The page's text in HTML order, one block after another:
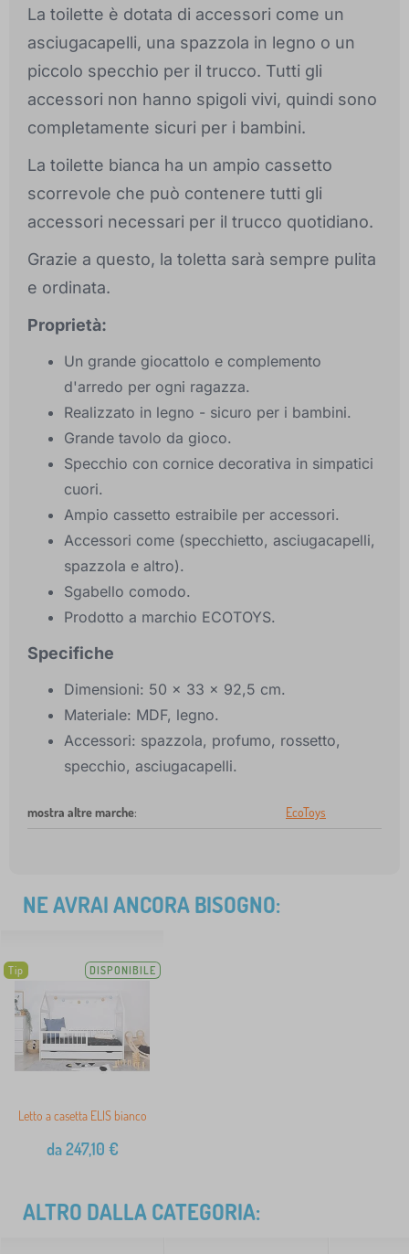
La toilette è dotata di accessori come un
asciugacapelli, una spazzola in legno o un
piccolo specchio per il trucco. Tutti gli
accessori non hanno spigoli vivi, quindi sono
completamente sicuri per i bambini.
La toilette bianca ha un ampio cassetto
scorrevole che può contenere tutti gli
accessori necessari per il trucco quotidiano.
Grazie a questo, la toletta sarà sempre pulita
e ordinata.
Proprietà:
Un grande giocattolo e complemento
d'arredo per ogni ragazza.
Realizzato in legno - sicuro per i bambini.
Grande tavolo da gioco.
Specchio con cornice decorativa in simpatici
cuori.
Ampio cassetto estraibile per accessori.
Accessori come (specchietto, asciugacapelli,
spazzola e altro).
Sgabello comodo.
Prodotto a marchio ECOTOYS.
Specifiche
Dimensioni: 50 x 33 x 92,5 cm.
Materiale: MDF, legno.
Accessori: spazzola, profumo, rossetto,
specchio, asciugacapelli.
mostra altre marche: EcoToys
NE AVRAI ANCORA BISOGNO:
Tip DISPONIBILE
Letto a casetta ELIS bianco
da247,10 €
ALTRO DALLA CATEGORIA: